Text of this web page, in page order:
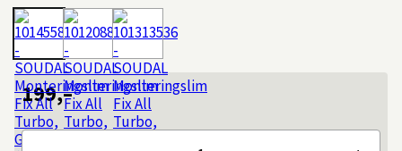
199,–